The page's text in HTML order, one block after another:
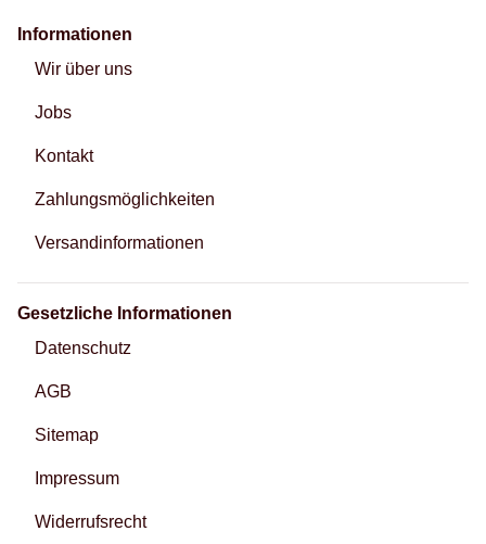
Informationen
Wir über uns
Jobs
Kontakt
Zahlungsmöglichkeiten
Versandinformationen
Gesetzliche Informationen
Datenschutz
AGB
Sitemap
Impressum
Widerrufsrecht